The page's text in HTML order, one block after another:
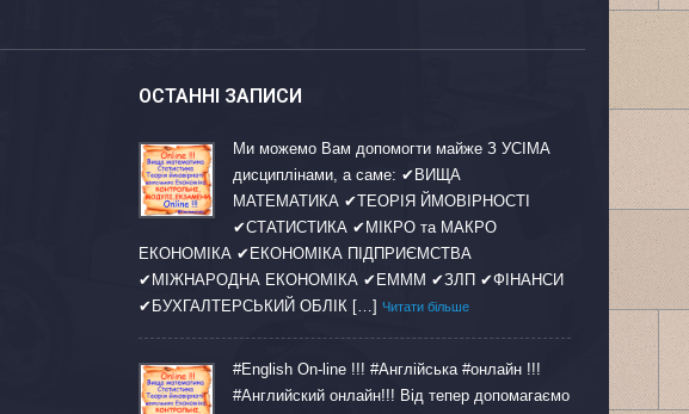
ОСТАННІ ЗАПИСИ
Ми можемо Вам допомогти майже З УСІМА
дисциплінами, а саме: ✔ВИЩА
МАТЕМАТИКА ✔ТЕОРІЯ ЙМОВІРНОСТІ
✔СТАТИСТИКА ✔МІКРО та МАКРО
ЕКОНОМІКА ✔ЕКОНОМІКА ПІДПРИЄМСТВА
✔МІЖНАРОДНА ЕКОНОМІКА ✔ЕМММ ✔ЗЛП ✔ФІНАНСИ
✔БУХГАЛТЕРСЬКИЙ ОБЛІК […] Читати більше
#English On-line !!! #Англійська #онлайн !!!
#Английский онлайн!!! Від тепер допомагаємо